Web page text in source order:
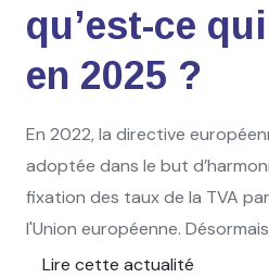
qu’est-ce
en 2025 ?
En 2022, la directive
adoptée dans le but
fixation des taux de la TVA
l'Union européenne.
Lire cette actualité